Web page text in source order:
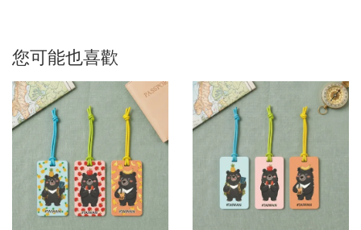
您可能也喜歡